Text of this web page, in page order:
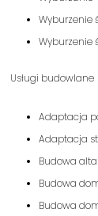
Wyburzenie
Wyburzenie
Usługi budowlane
Adaptacja
Adaptacja
Budowa
Budowa
Budowa